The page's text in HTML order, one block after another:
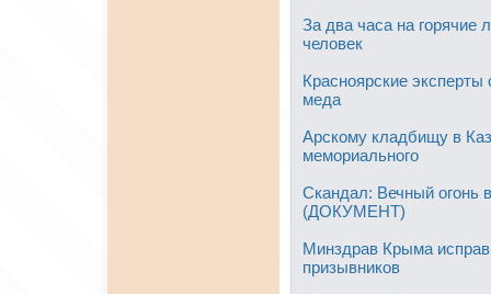
За два часа на горячие
человек
Красноярские эксперты
меда
Арскому кладбищу в
мемориального
Скандал: Вечный огонь
(ДОКУМЕНТ)
Минздрав Крыма
призывников